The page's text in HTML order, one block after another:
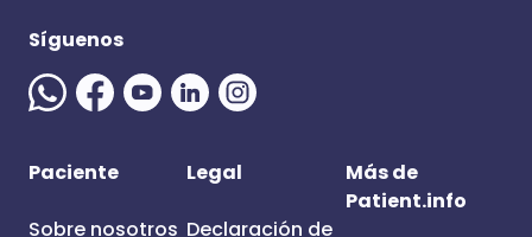
Síguenos
Paciente
Sobre nosotros
Legal
Declaración de
Más de
Patient.info